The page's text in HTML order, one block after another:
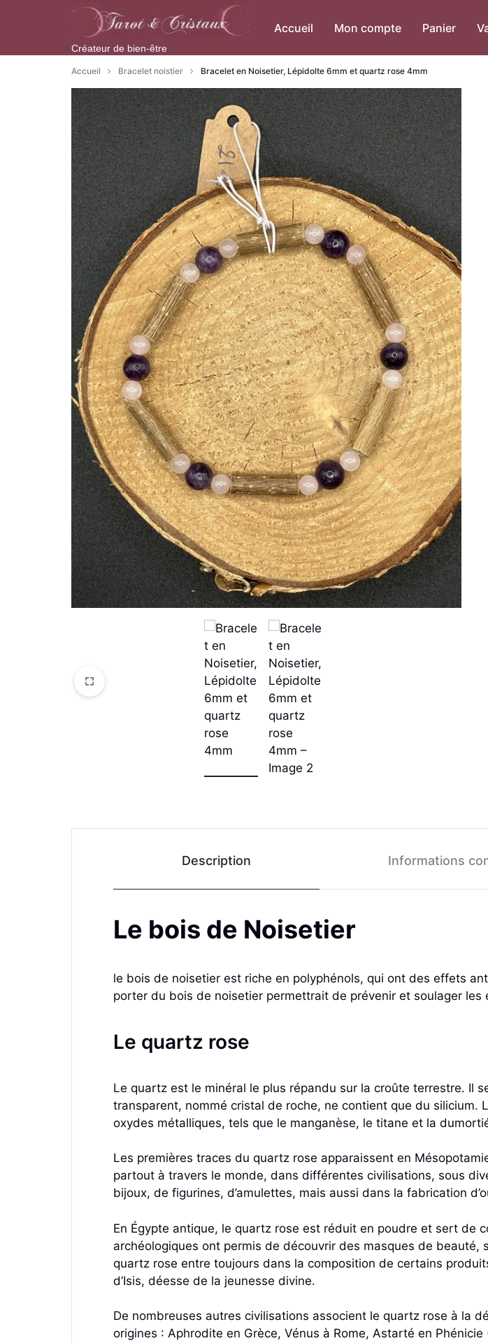
Créateur de bien-être
Accueil Mon compte Panier
Accueil Bracelet noistier Bracelet en Noisetier, Lépidolte 6mm et quartz rose 4mm
Description Informations
Le bois de Noisetier
le bois de noisetier est riche en polyphénols, qui ont des effets
porter du bois de noisetier permettrait de prévenir et soulager les
Le quartz rose
Le quartz est le minéral le plus répandu sur la croûte terrestre. Il
transparent, nommé cristal de roche, ne contient que du
oxydes métalliques, tels que le manganèse, le titane et la
Les premières traces du quartz rose apparaissent en
partout à travers le monde, dans différentes civilisations, sous
bijoux, de figurines, d’amulettes, mais aussi dans la fabrication
En Égypte antique, le quartz rose est réduit en poudre et sert de
archéologiques ont permis de découvrir des masques de beauté,
quartz rose entre toujours dans la composition de certains
d’Isis, déesse de la jeunesse divine.
De nombreuses autres civilisations associent le quartz rose à la
origines : Aphrodite en Grèce, Vénus à Rome, Astarté en